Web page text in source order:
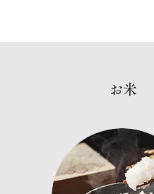
​お米